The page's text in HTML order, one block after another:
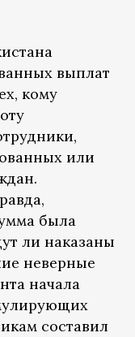
выплат
кому
или
была
ли наказаны
неверные
начала
составил